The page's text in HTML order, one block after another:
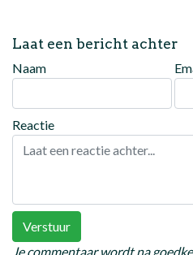
Laat een bericht achter
Naam
Reactie
Verstuur
Je commentaar wordt na